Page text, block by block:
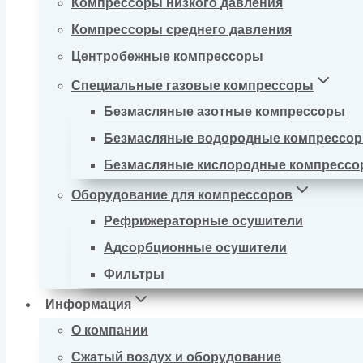
Компрессоры низкого давления
Компрессоры среднего давления
Центробежные компрессоры
Специальные газовые компрессоры
Безмасляные азотные компрессоры
Безмасляные водородные
Безмасляные кислородные
Оборудование для компрессоров
Рефрижераторные осушители
Адсорбционные осушители
Фильтры
Информация
О компании
Сжатый воздух и оборудование